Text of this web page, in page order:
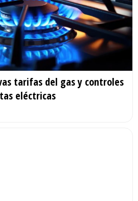
tarifas del gas y controles
eléctricas